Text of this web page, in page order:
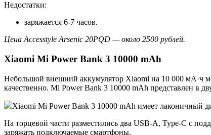
Недостатки:
заряжается 6-7 часов.
Цена Accesstyle Arsenic 20PQD — около 2500 рублей.
Xiaomi Mi Power Bank 3 10000 mAh
Небольшой внешний аккумулятор Xiaomi на 10 000 мА·ч
качественно. Mi Power Bank 3 10000 mAh представлен в
Xiaomi Mi Power Bank 3 10000 mAh имеет лаконичный
На торцевой части разместились два USB-A, Type-C с
заряжать подключаемые смартфоны.